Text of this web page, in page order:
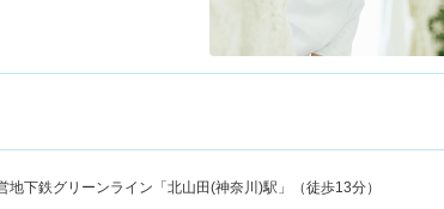
地下鉄グリーンライン「北山田(神奈川)駅」（徒歩13分）